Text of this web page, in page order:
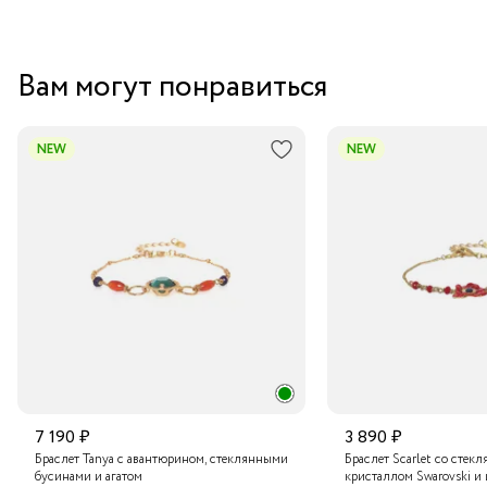
Вам могут понравиться
NEW
7 190 ₽
Браслет Tanya с авантюрином, стеклянными
бусинами и агатом
NEW
3 890 ₽
Браслет Scarlet со
кристаллом Swarovski